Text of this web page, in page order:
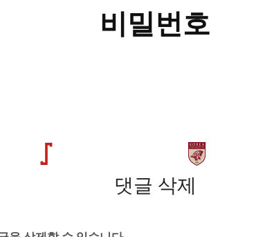
비밀번호
댓글 삭제